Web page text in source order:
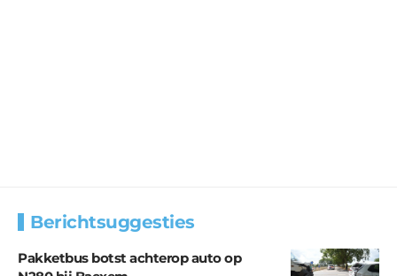
Berichtsuggesties
Pakketbus botst achterop auto op